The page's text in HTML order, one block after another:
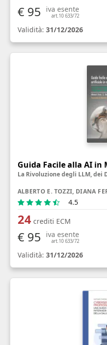
€ 95 iva esente
art.10 633/72
Validità: 31/12/2026
Guida Facile alla AI in
ALBERTO E. TOZZI, DIANA
4.5
24crediti ECM
€ 95 iva esente
art.10 633/72
Validità: 31/12/2026